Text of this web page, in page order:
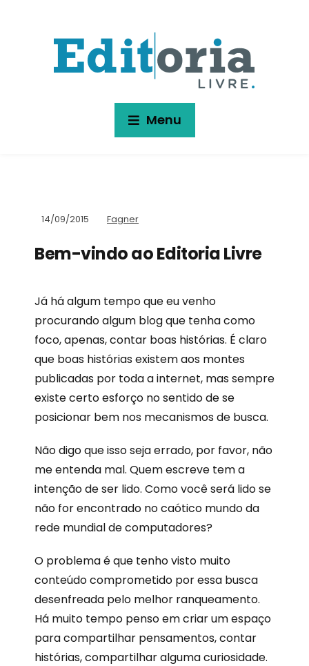
Menu
14/09/2015 Fagner
Bem-vindo ao Editoria Livre
Já há algum tempo que eu venho
procurando algum blog que tenha como
foco, apenas, contar boas histórias. É claro
que boas histórias existem aos montes
publicadas por toda a internet, mas sempre
existe certo esforço no sentido de se
posicionar bem nos mecanismos de busca.
Não digo que isso seja errado, por favor, não
me entenda mal. Quem escreve tem a
intenção de ser lido. Como você será lido se
não for encontrado no caótico mundo da
rede mundial de computadores?
O problema é que tenho visto muito
conteúdo comprometido por essa busca
desenfreada pelo melhor ranqueamento.
Há muito tempo penso em criar um espaço
para compartilhar pensamentos, contar
histórias, compartilhar alguma curiosidade.